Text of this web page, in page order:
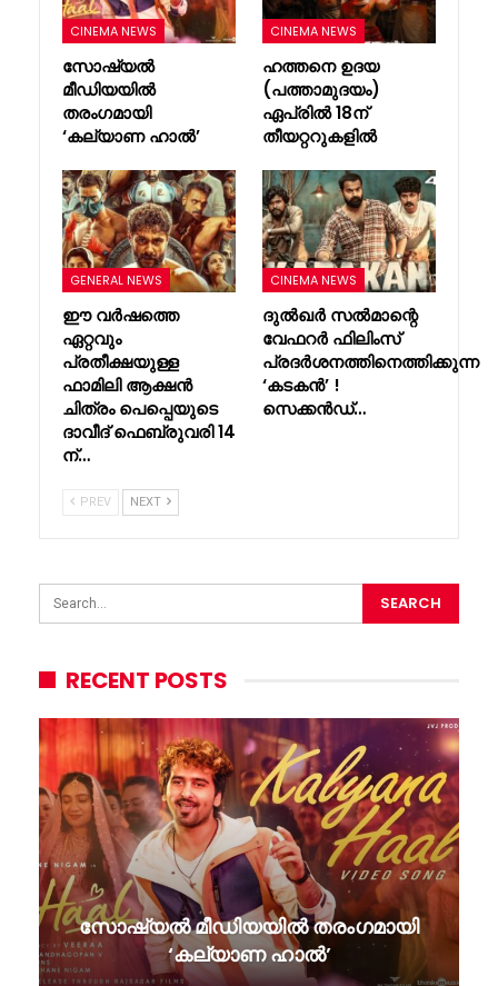
CINEMA NEWS
സോഷ്യൽ
മീഡിയയിൽ
തരംഗമായി
‘കല്യാണ ഹാൽ’
CINEMA NEWS
ഹത്തനെ ഉദയ
(പത്താമുദയം)
ഏപ്രിൽ 18ന്
തീയറ്ററുകളിൽ
GENERAL NEWS
ഈ വർഷത്തെ
ഏറ്റവും
പ്രതീക്ഷയുള്ള
ഫാമിലി ആക്ഷൻ
ചിത്രം പെപ്പെയുടെ
ദാവീദ് ഫെബ്രുവരി 14
ന്…
CINEMA NEWS
ദുൽഖർ സൽമാന്റെ
വേഫറർ ഫിലിംസ്
പ്രദർശനത്തിനെത്തിക്കുന്ന
‘കടകൻ’ !
സെക്കൻഡ്…
PREV NEXT
RECENT POSTS
സോഷ്യൽ മീഡിയയിൽ തരംഗമായി
‘കല്യാണ ഹാൽ’